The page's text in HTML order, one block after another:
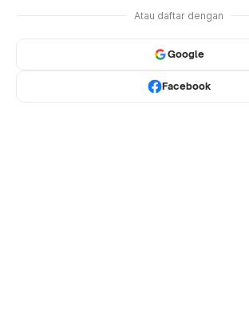
Atau daftar dengan
Google
Facebook